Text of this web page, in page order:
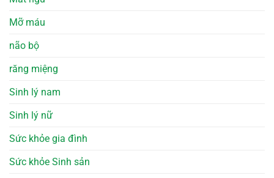
Mỡ máu
não bộ
răng miệng
Sinh lý nam
Sinh lý nữ
Sức khỏe gia đình
Sức khỏe Sinh sản